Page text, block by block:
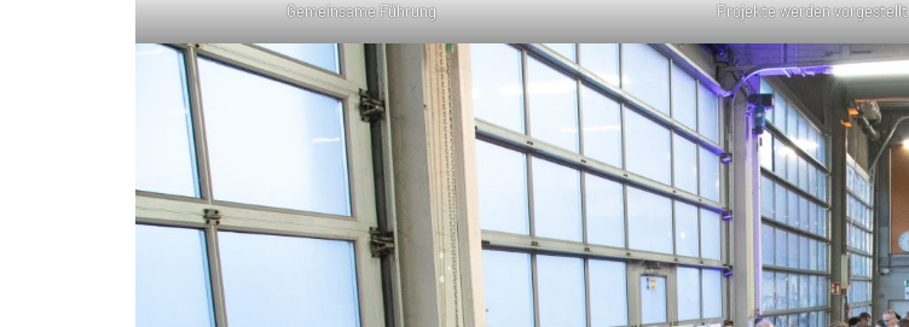
Gemeinsame Führung Projekte werden vorgestellt